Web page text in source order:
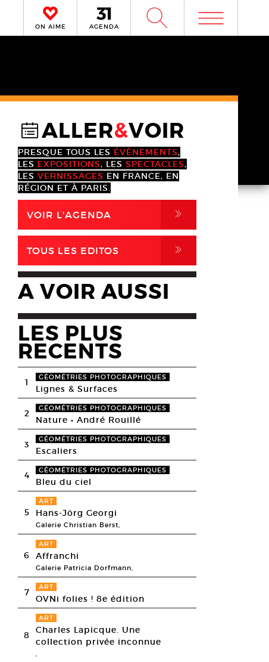
ON AIME AGENDA W m
@ALLER&VOIR
PRESQUE TOUS LES ÉVÈNEMENTS,
LES EXPOSITIONS, LES SPECTACLES,
LES VERNISSAGES EN FRANCE, EN
RÉGION ET À PARIS.
VOIR L'AGENDA ,
TOUS LES EDITOS ,
A VOIR AUSSI
LES PLUS
RECENTS
1 GÉOMÉTRIES PHOTOGRAPHIQUES
Lignes & Surfaces
2 GÉOMÉTRIES PHOTOGRAPHIQUES
Nature • André Rouillé
3 GÉOMÉTRIES PHOTOGRAPHIQUES
Escaliers
4 GÉOMÉTRIES PHOTOGRAPHIQUES
Bleu du ciel
5
ART
Hans-Jörg Georgi
Galerie Christian Berst,
6
ART
Affranchi
Galerie Patricia Dorfmann,
7 ART
OVNi folies ! 8e édition
8
ART
Charles Lapicque. Une
collection privée inconnue
,